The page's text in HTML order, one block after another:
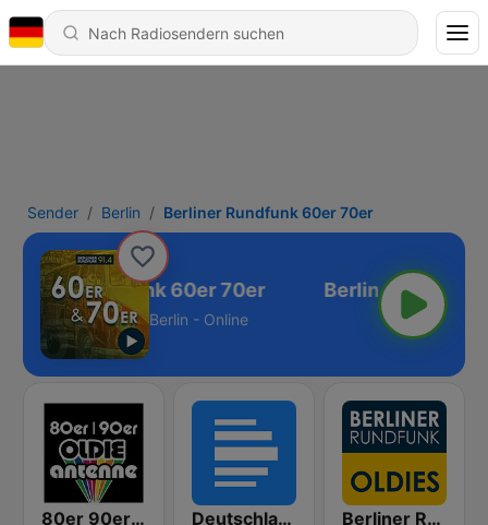
Sender Berlin Berliner Rundfunk 60er 70er
Rundfunk 60er 70er
Berlin - Online
80er 90er OLDIE ANTENNE Deutschlandfunk Berliner Rundfunk Oldies